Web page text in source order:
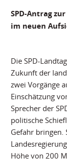
SPD-Antrag
im neuen
Die SPD-
Zukunft der
zwei Vorgänge
Einschätzung
Sprecher der
politische
Gefahr bringen.
Höhe von 200